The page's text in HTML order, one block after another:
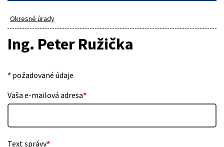
Okresné úrady
Ing. Peter Ružička
* požadované údaje
Vaša e-mailová adresa*
Text správy*